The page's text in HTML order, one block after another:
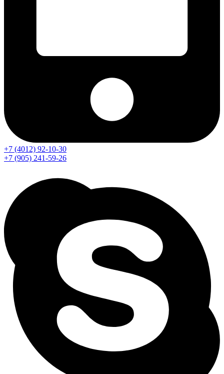
+7 (4012) 92-10-30
+7 (905) 241-59-26